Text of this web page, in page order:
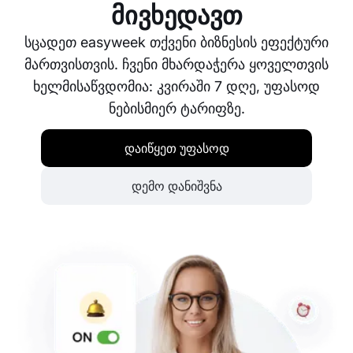
მივხედავთ
სცადეთ easyweek თქვენი ბიზნესის ეფექტური
მართვისთვის. ჩვენი მხარდაჭერა ყოველთვის
ხელმისაწვდომია: კვირაში 7 დღე, უფასოდ
ნებისმიერ ტარიფზე.
დაიწყეთ უფასოდ
დემო დანიშვნა